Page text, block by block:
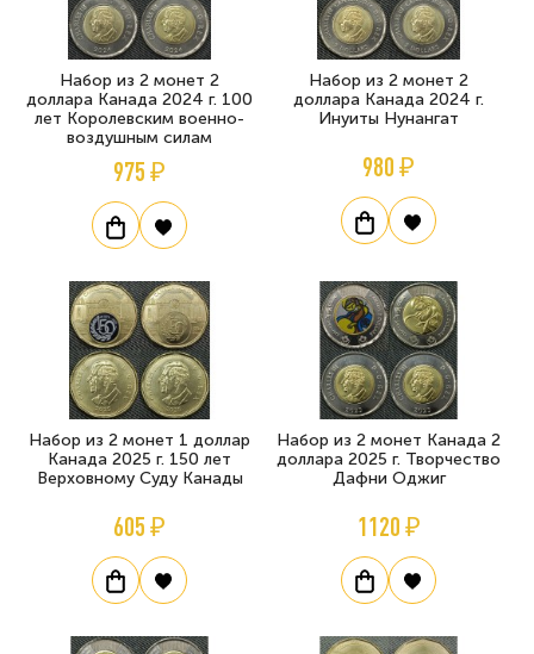
Набор из 2 монет 2
доллара Канада 2024 г. 100
лет Королевским военно-
воздушным силам
975 ₽
Набор из 2 монет 2
доллара Канада 2024 г.
Инуиты Нунангат
980 ₽
Набор из 2 монет 1 доллар
Канада 2025 г. 150 лет
Верховному Суду Канады
605 ₽
Набор из 2 монет Канада 2
доллара 2025 г. Творчество
Дафни Оджиг
1120 ₽